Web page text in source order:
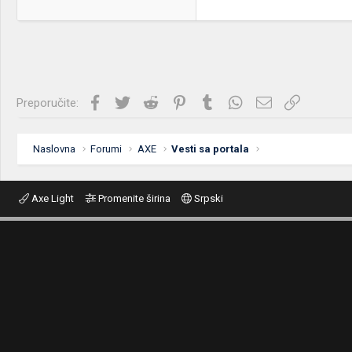
Preporučite: Facebook
Twitter Reddit PinterestTumblrWhatsApp
Imejl Link
Naslovna Forumi AXE Vesti sa portala
Axe Light Promenite širina Srpski